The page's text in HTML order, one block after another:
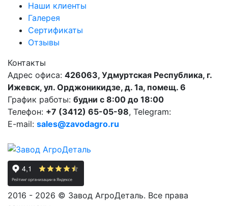
Наши клиенты
Галерея
Сертификаты
Отзывы
Контакты
Адрес офиса: 426063, Удмуртская Республика, г.
Ижевск, ул. Орджоникидзе, д. 1а, помещ. 6
График работы: будни с 8:00 до 18:00
Телефон: +7 (3412) 65-05-98, Telegram:
E-mail: sales@zavodagro.ru
2016 - 2026 © Завод АгроДеталь. Все права